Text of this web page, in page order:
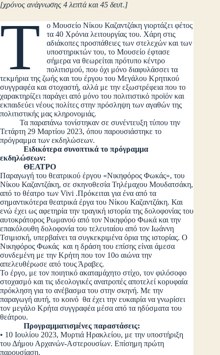
[χρόνος ανάγνωσης 4 λεπτά και 45 δευτ.]
Τ
ο Μουσείο Νίκου Καζαντζάκη γιορτάζει φέτος
τα 40 Χρόνια λειτουργίας του. Χάρη στις
αδιάκοπες προσπάθειες των στελεχών και των
υποστηρικτών του, το Μουσείο έφτασε
σήμερα να θεωρείται πρότυπο κέντρο
πολιτισμού, που όχι μόνο διαφυλάσσει τα
τεκμήρια της ζωής και του έργου του Μεγάλου Κρητικού
συγγραφέα και στοχαστή, αλλά με την εξωστρέφεια που το
χαρακτηρίζει παράγει από μόνο του πολιτιστικό προϊόν και
εκπαιδεύει νέους πολίτες στην πρόσληψη των αγαθών της
πολιτιστικής μας κληρονομιάς.
Τα παραπάνω τονίστηκαν σε συνέντευξη τύπου την
Τετάρτη 29 Μαρτίου 2023, όπου παρουσιάστηκε το
πρόγραμμα των εκδηλώσεων.
Ειδικότερα συνοπτικά το πρόγραμμα
εκδηλώσεων:
ΘΕΑΤΡΟ
Παραγωγή του θεατρικού έργου «Νικηφόρος Φωκάς», του
Νίκου Καζαντζάκη, σε σκηνοθεσία Τηλέμαχου Μουδατσάκη,
από το θέατρο των Vivi .Πρόκειται για ένα από τα
σημαντικότερα θεατρικά έργα του Νίκου Καζαντζάκη. Και
ενώ έχει ως αφετηρία την τραγική ιστορία της δολοφονίας του
αυτοκράτορος Ρωμανού από τον Νικηφόρο Φωκά και την
επακόλουθη δολοφονία του τελευταίου από τον Ιωάννη
Τσιμισκή, υπερβαίνει τα συγκεκριμένα όρια της ιστορίας. Ο
Νικηφόρος Φωκάς και η δράση του επίσης είναι άμεσα
συνδεμένη με την Κρήτη που τον 10ο αιώνα την
απελευθέρωσε από τους Άραβες.
Το έργο, με τον ποιητικό ακαταμάχητο στίχο, τον φιλόσοφο
στοχασμό και τις ιδεολογικές ανατροπές αποτελεί κορυφαία
πρόκληση για το ανέβασμα του στην σκηνή. Με την
παραγωγή αυτή, το κοινό θα έχει την ευκαιρία να γνωρίσει
τον μεγάλο Κρήτα συγγραφέα μέσα από τα ηδύσματα του
θεάτρου.
Προγραμματισμένες παραστάσεις:
• 10 Ιουλίου 2023, Μυρτιά Ηρακλείου, με την υποστήριξη
του Δήμου Αρχανών-Αστερουσίων. Επίσημη πρώτη
παρουσίαση.